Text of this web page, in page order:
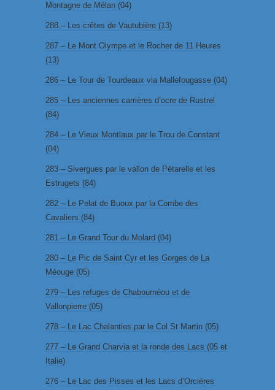
Montagne de Mélan (04)
288 – Les crêtes de Vautubière (13)
287 – Le Mont Olympe et le Rocher de 11 Heures
(13)
286 – Le Tour de Tourdeaux via Mallefougasse (04)
285 – Les anciennes carrières d’ocre de Rustrel
(84)
284 – Le Vieux Montlaux par le Trou de Constant
(04)
283 – Sivergues par le vallon de Pétarelle et les
Estrugets (84)
282 – Le Pelat de Buoux par la Combe des
Cavaliers (84)
281 – Le Grand Tour du Molard (04)
280 – Le Pic de Saint Cyr et les Gorges de La
Méouge (05)
279 – Les refuges de Chabournéou et de
Vallonpierre (05)
278 – Le Lac Chalanties par le Col St Martin (05)
277 – Le Grand Charvia et la ronde des Lacs (05 et
Italie)
276 – Le Lac des Pisses et les Lacs d’Orcières